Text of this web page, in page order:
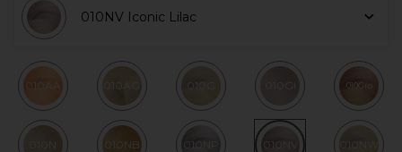
010NV Iconic Lilac
010AA 010AG 010G 010Gro
010N 010NB 010NP 010NV 010NW